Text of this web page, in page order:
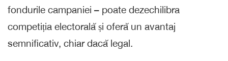
fondurile campaniei – poate dezechilibra
competiția electorală și oferă un avantaj
semnificativ, chiar dacă legal.